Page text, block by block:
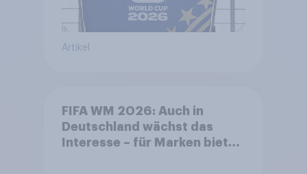
Artikel
FIFA WM 2026: Auch in
Deutschland wächst das
Interesse – für Marken bietet